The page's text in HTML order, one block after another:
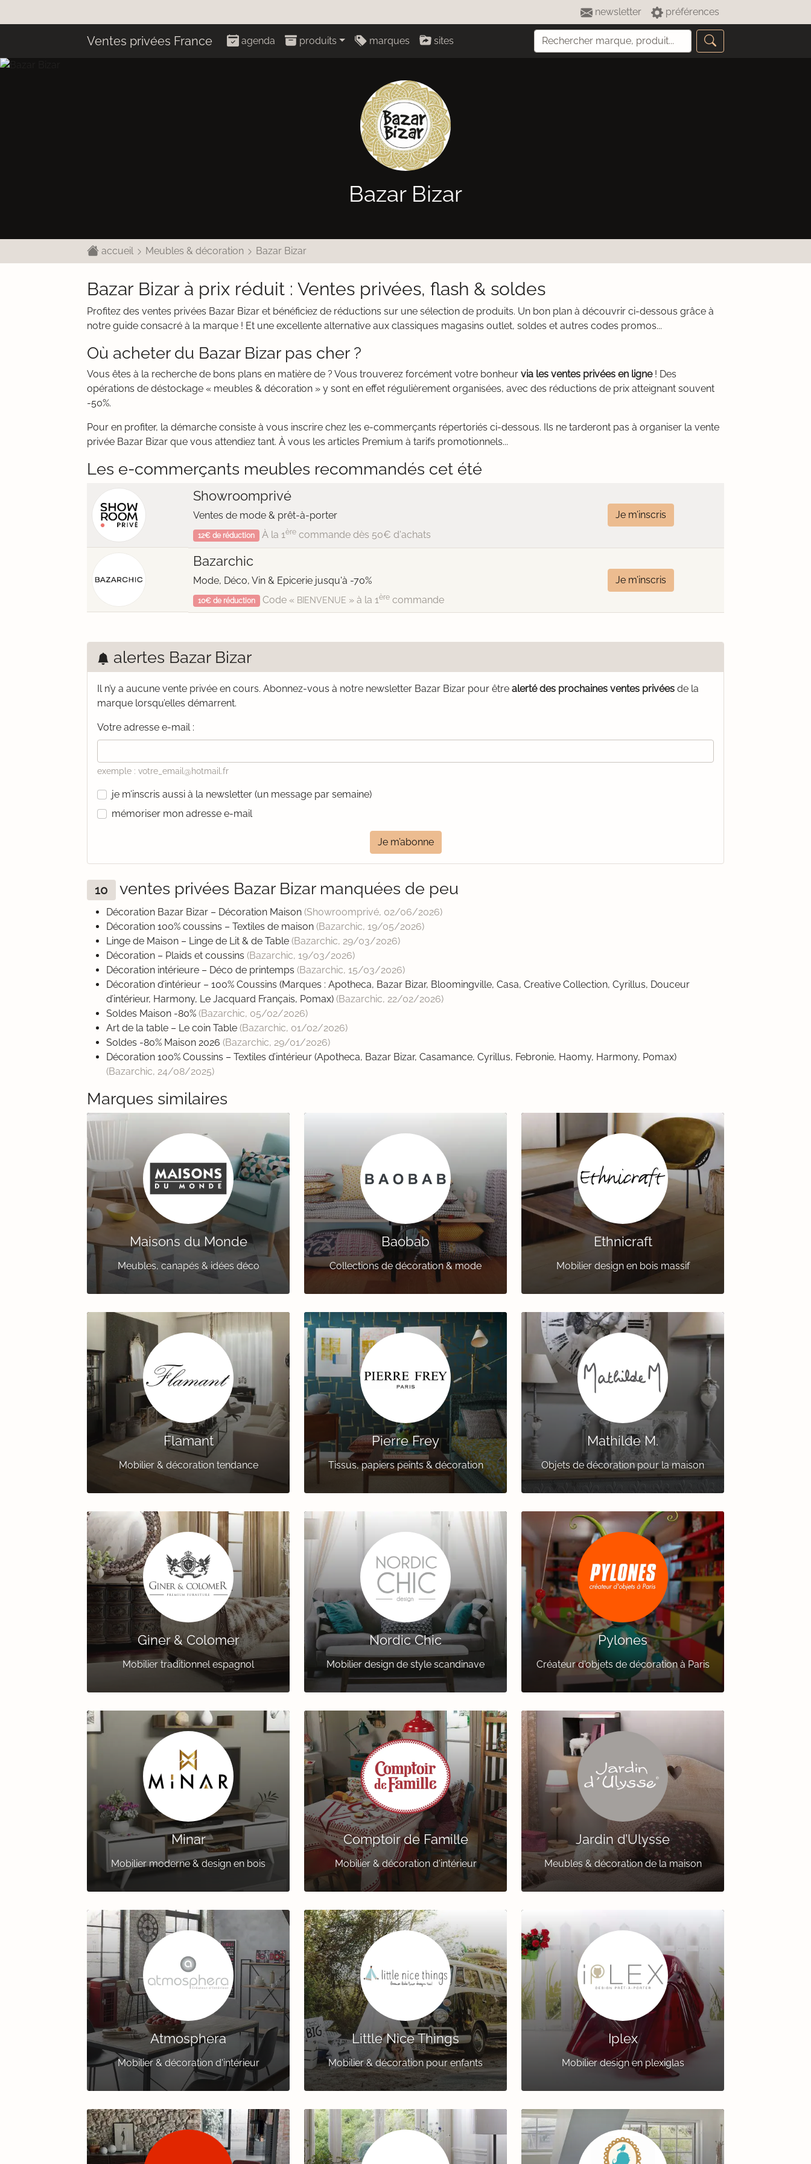
newsletter préférences
Ventes privées France agenda produits marques sites
Bazar Bizar
accueil Meubles & décoration Bazar Bizar
Bazar Bizar à prix réduit : Ventes privées, flash & soldes
Profitez des ventes privées Bazar Bizar et bénéficiez de réductions sur une sélection de produits. Un bon plan à découvrir ci-dessous grâce à
notre guide consacré à la marque ! Et une excellente alternative aux classiques magasins outlet, soldes et autres codes promos...
Où acheter du Bazar Bizar pas cher ?
Vous êtes à la recherche de bons plans en matière de ? Vous trouverez forcément votre bonheur via les ventes privées en ligne! Des
opérations de déstockage « meubles & décoration » y sont en effet régulièrement organisées, avec des réductions de prix atteignant souvent
-50%.
Pour en profiter, la démarche consiste à vous inscrire chez les e-commerçants répertoriés ci-dessous. Ils ne tarderont pas à organiser la vente
privée Bazar Bizar que vous attendiez tant. À vous les articles Premium à tarifs promotionnels...
Les e-commerçants meubles recommandés cet été
Showroomprivé
Ventes de mode & prêt-à-porter
12€ de réduction À la 1èrecommande dès 50€ d'achats
Je m’inscris
Bazarchic
Mode, Déco, Vin & Epicerie jusqu'à -70%
10€ de réduction Code « BIENVENUE » à la 1èrecommande
Je m’inscris
alertes Bazar Bizar
Il n’y a aucune vente privée en cours. Abonnez-vous à notre newsletter Bazar Bizar pour être alerté des prochaines ventes privées de la
marque lorsqu’elles démarrent.
Votre adresse e-mail :
exemple : votre_email@hotmail.fr
je m’inscris aussi à la newsletter (un message par semaine)
mémoriser mon adresse e-mail
Je m’abonne
10 ventes privées Bazar Bizar manquées de peu
Décoration Bazar Bizar – Décoration Maison (Showroomprivé, 02/06/2026)
Décoration 100% coussins – Textiles de maison (Bazarchic, 19/05/2026)
Linge de Maison – Linge de Lit & de Table (Bazarchic, 29/03/2026)
Décoration – Plaids et coussins (Bazarchic, 19/03/2026)
Décoration intérieure – Déco de printemps (Bazarchic, 15/03/2026)
Décoration d’intérieur – 100% Coussins (Marques : Apotheca, Bazar Bizar, Bloomingville, Casa, Creative Collection, Cyrillus, Douceur
d’intérieur, Harmony, Le Jacquard Français, Pomax) (Bazarchic, 22/02/2026)
Soldes Maison -80% (Bazarchic, 05/02/2026)
Art de la table – Le coin Table (Bazarchic, 01/02/2026)
Soldes -80% Maison 2026 (Bazarchic, 29/01/2026)
Décoration 100% Coussins – Textiles d’intérieur (Apotheca, Bazar Bizar, Casamance, Cyrillus, Febronie, Haomy, Harmony, Pomax)
(Bazarchic, 24/08/2025)
Marques similaires
Maisons du Monde
Meubles, canapés & idées déco
Baobab
Collections de décoration & mode
Ethnicraft
Mobilier design en bois massif
Flamant
Mobilier & décoration tendance
Pierre Frey
Tissus, papiers peints & décoration
Mathilde M.
Objets de décoration pour la maison
Giner & Colomer
Mobilier traditionnel espagnol
Nordic Chic
Mobilier design de style scandinave
Pylones
Créateur d'objets de décoration à Paris
Minar
Mobilier moderne & design en bois
Comptoir de Famille
Mobilier & décoration d'intérieur
Jardin d’Ulysse
Meubles & décoration de la maison
Atmosphera
Mobilier & décoration d'intérieur
Little Nice Things
Mobilier & décoration pour enfants
Iplex
Mobilier design en plexiglas